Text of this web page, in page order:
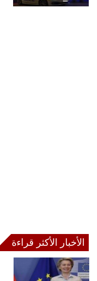
الأخبار الأكثر قراءة